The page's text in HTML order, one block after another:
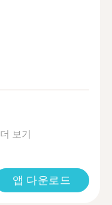
더 보기
앱 다운로드